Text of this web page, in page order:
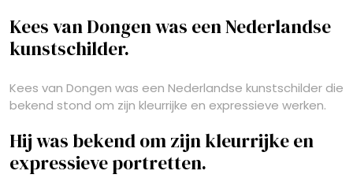
Kees van Dongen was een Nederlandse
kunstschilder.
Kees van Dongen was een Nederlandse kunstschilder die
bekend stond om zijn kleurrijke en expressieve werken.
Hij was bekend om zijn kleurrijke en
expressieve portretten.